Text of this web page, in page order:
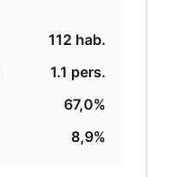
112 hab.
1.1 pers.
67,0%
8,9%